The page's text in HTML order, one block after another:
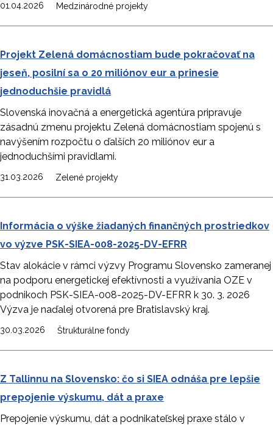
01.04.2026 Medzinárodné projekty
Projekt Zelená domácnostiam bude pokračovať na
jeseň, posilní sa o 20 miliónov eur a prinesie
jednoduchšie pravidlá
Slovenská inovačná a energetická agentúra pripravuje
zásadnú zmenu projektu Zelená domácnostiam spojenú s
navýšením rozpočtu o ďalších 20 miliónov eur a
jednoduchšími pravidlami.
31.03.2026 Zelené projekty
Informácia o výške žiadaných finančných prostriedkov
vo výzve PSK-SIEA-008-2025-DV-EFRR
Stav alokácie v rámci výzvy Programu Slovensko zameranej
na podporu energetickej efektívnosti a využívania OZE v
podnikoch PSK-SIEA-008-2025-DV-EFRR k 30. 3. 2026
Výzva je naďalej otvorená pre Bratislavský kraj.
30.03.2026 Štrukturálne fondy
Z Tallinnu na Slovensko: čo si SIEA odnáša pre lepšie
prepojenie výskumu, dát a praxe
Prepojenie výskumu, dát a podnikateľskej praxe stálo v